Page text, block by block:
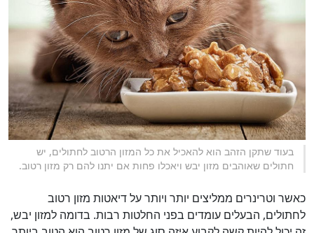
בעוד שתקן הזהב הוא להאכיל את כל המזון הרטוב לחתולים, יש
חתולים שאוהבים מזון יבש ויאכלו פחות אם יתנו להם רק מזון רטוב.
כאשר וטרינרים ממליצים יותר ויותר על דיאטות מזון רטוב
לחתולים, הבעלים עומדים בפני החלטות רבות. בדומה למזון יבש,